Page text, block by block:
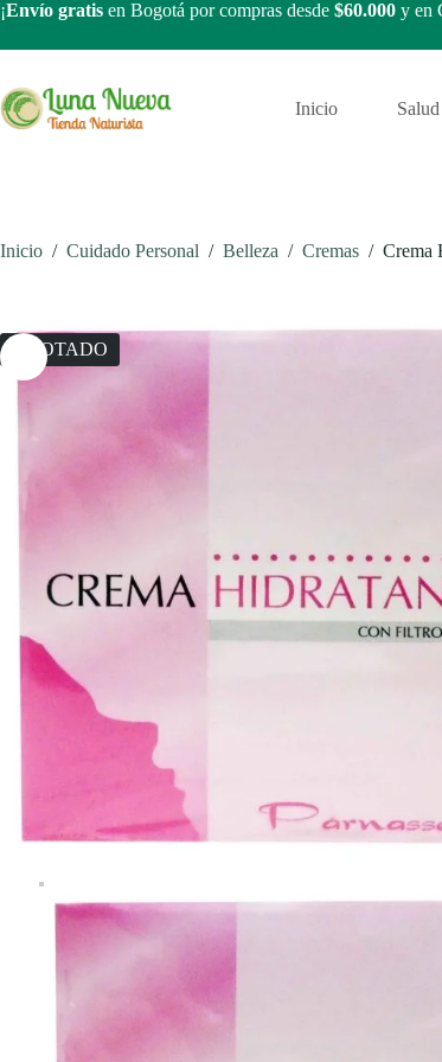
Saltar
contenido
¡Envío gratis en Bogotá por compras desde $60.000 y en
Inicio Salud
Inicio / Cuidado Personal / Belleza / Cremas / Crema
AGOTADO